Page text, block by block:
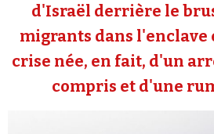
d'Israël derrière le
migrants dans l'enclave
crise née, en fait, d'un
compris et d'une